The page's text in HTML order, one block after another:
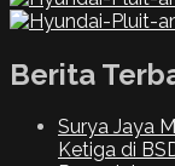
Berita
Surya Jaya
Ketiga di